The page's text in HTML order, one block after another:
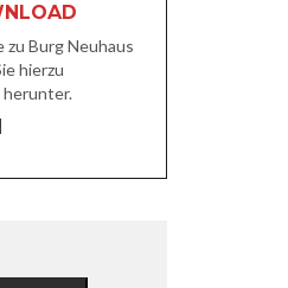
Burg Neuhaus
hierzu
herunter.